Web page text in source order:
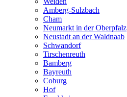
Amberg-Sulzbach
Cham
Neumarkt in der Oberpfalz
Neustadt an der Waldnaab
Schwandorf
Tirschenreuth
Bamberg
Bayreuth
Coburg
Hof